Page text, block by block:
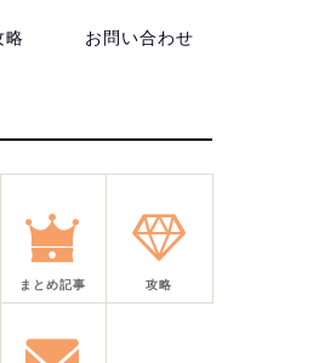
略 お問い合わせ
まとめ記事 攻略